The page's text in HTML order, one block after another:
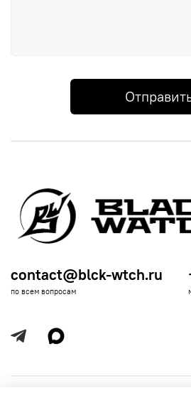
contact@blck-wtch.ru
по всем вопросам